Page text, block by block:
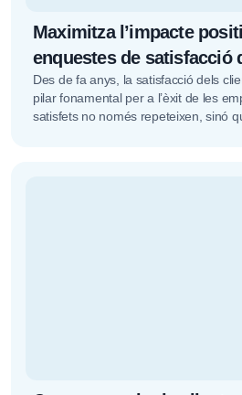
Maximitza l’impacte
enquestes de satisfacció
Des de fa anys, la satisfacció dels
pilar fonamental per a l’èxit de les
satisfets no només repeteixen, sinó